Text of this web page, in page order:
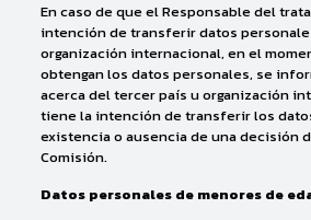
En caso de que el Responsable del
intención de transferir datos
organización internacional, en el
obtengan los datos personales, se
acerca del tercer país u organización
tiene la intención de transferir los
existencia o ausencia de una decisión
Comisión.
Datos personales de menores de